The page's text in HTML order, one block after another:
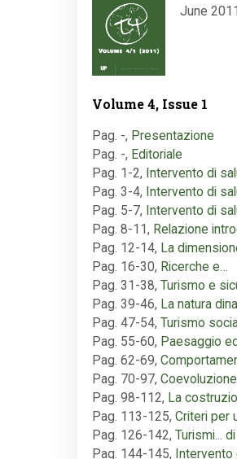
June 2011
Volume 4, Issue 1
Pag. -, Presentazione
Pag. -, Editoriale
Pag. 1-2, Intervento di
Pag. 3-4, Intervento di
Pag. 5-7, Intervento di
Pag. 8-11, Relazione
Pag. 12-14, La
Pag. 16-30, Ricerche e…
Pag. 31-38, Turismo e
Pag. 39-46, La natura
Pag. 47-54, Turismo
Pag. 55-60, Paesaggio
Pag. 62-69,
Pag. 70-97,
Pag. 98-112, La
Pag. 113-125, Criteri per
Pag. 126-142, Turismi...
Pag. 144-145,